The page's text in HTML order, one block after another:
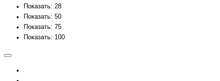
Показать: 28
Показать: 50
Показать: 75
Показать: 100